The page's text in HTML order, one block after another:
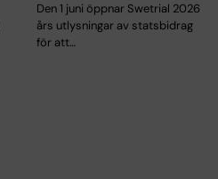
Den 1 juni öppnar Swetrial 2026
års utlysningar av statsbidrag
för att…